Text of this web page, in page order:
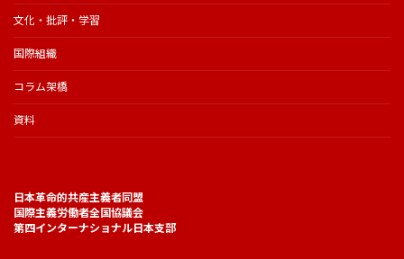
文化・批評・学習
国際組織
コラム架橋
資料
日本革命的共産主義者同盟
国際主義労働者全国協議会
第四インターナショナル日本支部